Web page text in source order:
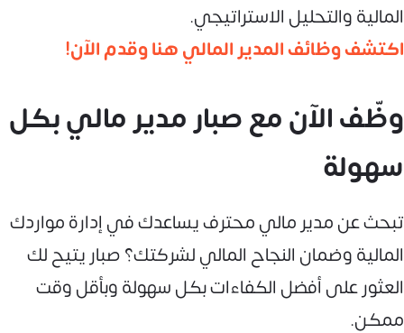
المالية والتحليل الاستراتيجي.
اكتشف وظائف المدير المالي هنا وقدم الآن!
وظّف الآن مع صبار مدير مالي بكل
سهولة
تبحث عن مدير مالي محترف يساعدك في إدارة مواردك
المالية وضمان النجاح المالي لشركتك؟ صبار يتيح لك
العثور على أفضل الكفاءات بكل سهولة وبأقل وقت
ممكن.